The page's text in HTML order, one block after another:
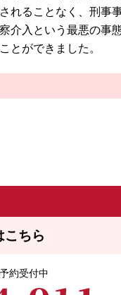
れることなく、刑事
介入という最悪の事
とができました。
こちら
約受付中